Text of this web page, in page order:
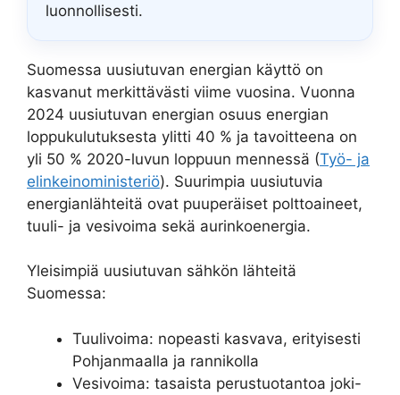
luonnollisesti.
Suomessa uusiutuvan energian käyttö on
kasvanut merkittävästi viime vuosina. Vuonna
2024 uusiutuvan energian osuus energian
loppukulutuksesta ylitti 40 % ja tavoitteena on
yli 50 % 2020-luvun loppuun mennessä (Työ- ja
elinkeinoministeriö). Suurimpia uusiutuvia
energianlähteitä ovat puuperäiset polttoaineet,
tuuli- ja vesivoima sekä aurinkoenergia.
Yleisimpiä uusiutuvan sähkön lähteitä
Suomessa:
Tuulivoima: nopeasti kasvava, erityisesti
Pohjanmaalla ja rannikolla
Vesivoima: tasaista perustuotantoa joki-